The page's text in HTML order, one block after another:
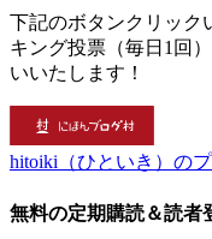
下記のボタンクリック
キング投票（毎日1回
いいたします！
hitoiki（ひといき）の
無料の定期購読＆読者